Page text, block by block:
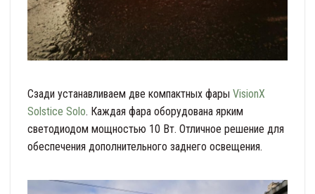
Сзади устанавливаем две компактных фары VisionX
Solstice Solo. Каждая фара оборудована ярким
светодиодом мощностью 10 Вт. Отличное решение для
обеспечения дополнительного заднего освещения.